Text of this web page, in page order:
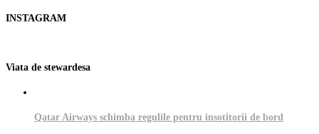
INSTAGRAM
Viata de stewardesa
Qatar Airways schimba regulile pentru insotitorii de bord